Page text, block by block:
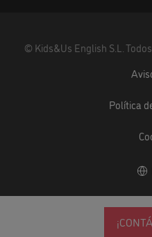
© Kids&Us English S.L.
Política